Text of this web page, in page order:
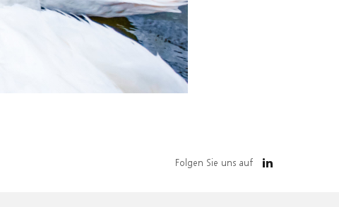
Folgen Sie uns auf